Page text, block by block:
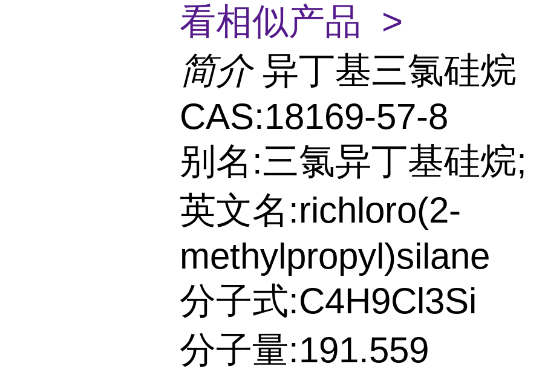
看相似产品 >
简介 异丁基三氯硅烷
CAS:18169-57-8
别名:三氯异丁基硅烷;
英文名:richloro(2-
methylpropyl)silane
分子式:C4H9Cl3Si
分子量:191.559